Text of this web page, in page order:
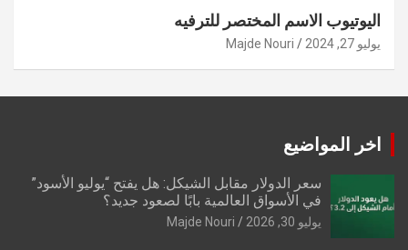
اليوتيوب الاسم المختصر للترفيه
يوليو 27, 2024 Majde Nouri
اخر المواضيع
سعر الدولار مقابل الشيكل: هل يفتح “يوليو الأسود”
في الأسواق العالمية بابًا لصعود جديد؟
يوليو 30, 2026 Majde Nouri